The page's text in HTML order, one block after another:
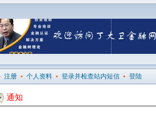
注册 • 个人资料 • 登录并检查站内短信 • 登陆
通知